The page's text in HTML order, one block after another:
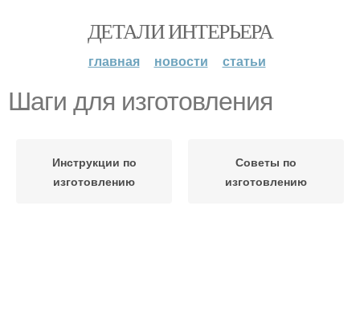
ДЕТАЛИ ИНТЕРЬЕРА
главная новости статьи
Шаги для изготовления
Инструкции по
изготовлению
Советы по
изготовлению